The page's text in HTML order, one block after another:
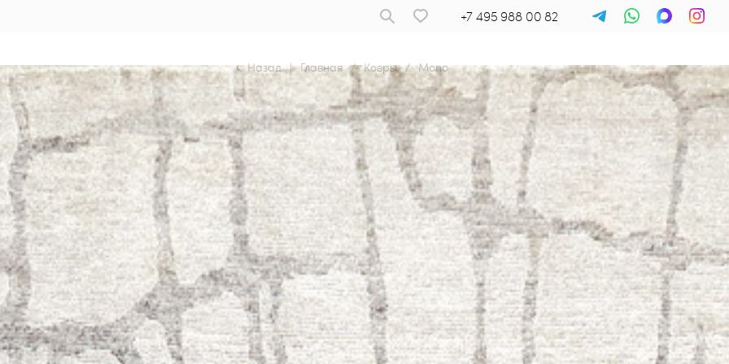
+7 495 988 00 82
Назад | Главная / Ковры / Mono